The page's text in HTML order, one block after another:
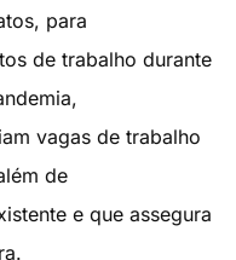
para
de trabalho durante
vagas de trabalho
de
e que assegura